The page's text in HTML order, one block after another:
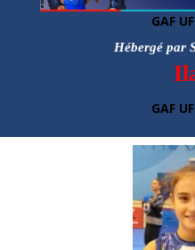
GAF
GAF
Hébergé par